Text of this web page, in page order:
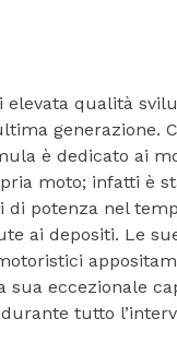
elevata qualità
generazione.
è dedicato ai
moto; infatti è
potenza nel
ai depositi. Le
eccezionale
tutto